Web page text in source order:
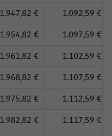
1.947,82 € 1.092,59 €
1.954,82 € 1.097,59 €
1.961,82 € 1.102,59 €
1.968,82 € 1.107,59 €
1.975,82 € 1.112,59 €
1.982,82 € 1.117,59 €